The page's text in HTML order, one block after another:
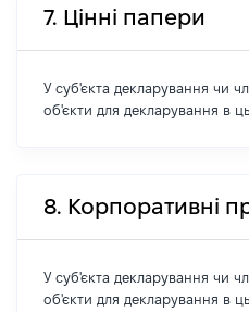
7. Цінні папери
У суб'єкта декларування чи
об'єкти для декларування в
8. Корпоративні
У суб'єкта декларування чи
об'єкти для декларування в